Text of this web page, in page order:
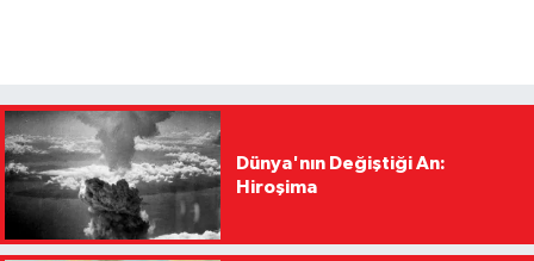
Dünya'nın Değiştiği An:
Hiroşima